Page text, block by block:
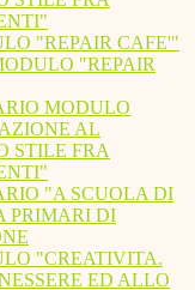
"REPAIR CAFE'"
"REPAIR
MODULO
AL
STILE FRA
"A SCUOLA DI
PRIMARI DI
"CREATIVITA.
ED ALLO